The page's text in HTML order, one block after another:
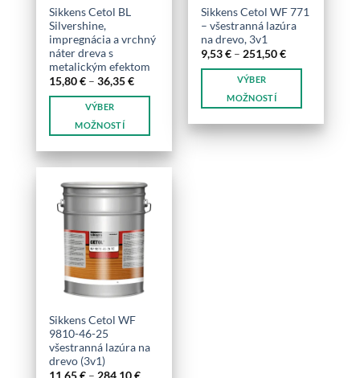
produktu.
produktu.
Sikkens Cetol BL
Silvershine,
impregnácia a vrchný
náter dreva s
metalickým efektom
15,80€ – 36,35€Price
15,80 €
VÝBER
MOŽNOSTÍ
produkt
viacero
variantov.
Možnosti
môžete
vybrať
produktu.
Sikkens Cetol WF 771
– všestranná lazúra
na drevo, 3v1
9,53€ – 251,50€Price
9,53 €
VÝBER
MOŽNOSTÍ
produkt
Sikkens Cetol WF
9810-46-25
všestranná lazúra na
drevo (3v1)
Price